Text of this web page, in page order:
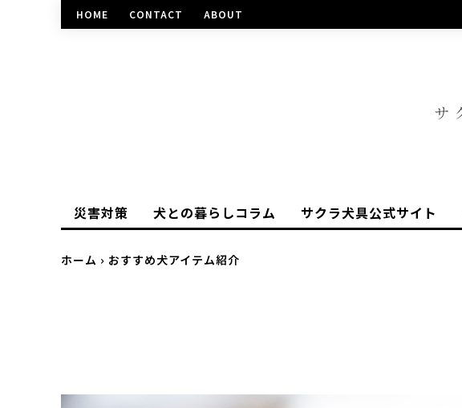
HOME CONTACT ABOUT
災害対策 犬との暮らしコラム サクラ犬具公式サイト
ホーム おすすめ犬アイテム紹介